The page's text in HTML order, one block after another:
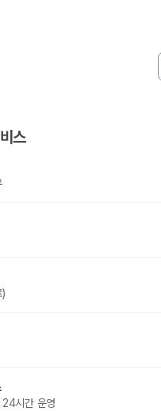
스
24시간 운영